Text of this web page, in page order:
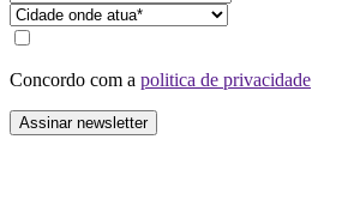
Concordo com a politica de privacidade